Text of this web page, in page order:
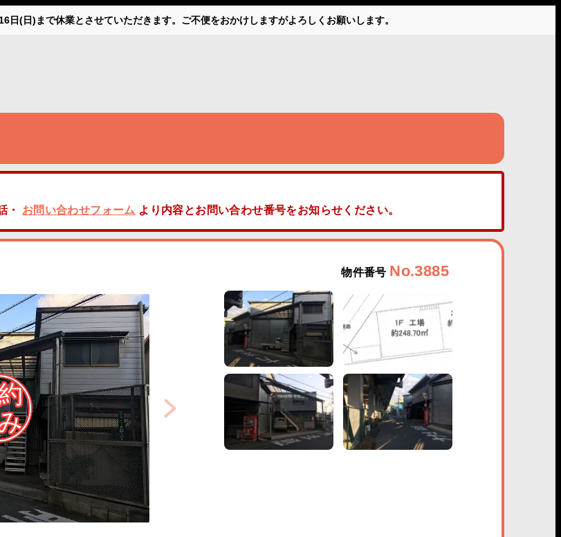
(日)まで休業とさせていただきます。ご不便をおかけしますがよろしくお願いします。
・ お問い合わせフォーム より内容とお問い合わせ番号をお知らせください。
物件番号 No.3885